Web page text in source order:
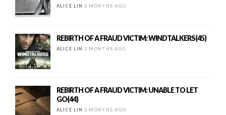
ALICE LIN 2 MONTHS AGO
REBIRTH OF A FRAUD VICTIM: WINDTALKERS(45)
ALICE LIN 2 MONTHS AGO
REBIRTH OF A FRAUD VICTIM: UNABLE TO LET
GO(44)
ALICE LIN 2 MONTHS AGO